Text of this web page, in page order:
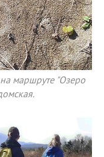
маршруте "Озеро